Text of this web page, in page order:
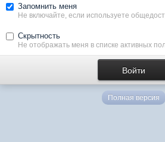
Запомнить меня
Не включайте, если используете
Скрытность
Не отображать меня в списке активных
Полная версия